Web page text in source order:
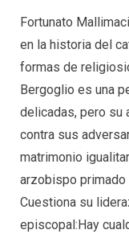
Fortunato
en la historia del
formas de
Bergoglio es una
delicadas, pero su
contra sus
matrimonio
arzobispo
Cuestiona su
episcopal:Hay